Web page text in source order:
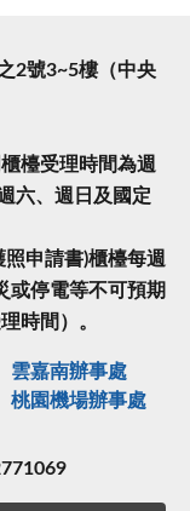
2號3~5樓（中央
檯受理時間為週
六、週日及國定
照申請書)櫃檯每週
或停電等不可預期
時間）。
雲嘉南辦事處
桃園機場辦事處